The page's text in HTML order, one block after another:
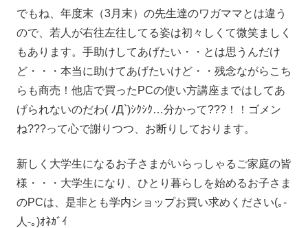
でもね、年度末（3月末）の先生達のワガママとは違う
ので、若人が右往左往してる姿は初々しくて微笑ましく
もあります。手助けしてあげたい・・とは思うんだけ
ど・・・本当に助けてあげたいけど・・残念ながらこち
らも商売！他店で買ったPCの使い方講座まではしてあ
げられないのだわ( ﾉД`)ｼｸｼｸ…分かって???！！ゴメン
ね???って心で謝りつつ、お断りしております。
新しく大学生になるお子さまがいらっしゃるご家庭の皆
様・・・大学生になり、ひとり暮らしを始めるお子さま
のPCは、是非とも学内ショップお買い求めください(｡-
人-｡)ｵﾈｶﾞｲ